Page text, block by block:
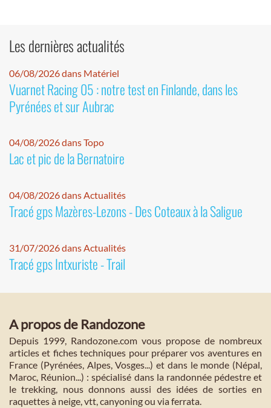
Les dernières actualités
06/08/2026 dans Matériel
Vuarnet Racing 05 : notre test en Finlande, dans les
Pyrénées et sur Aubrac
04/08/2026 dans Topo
Lac et pic de la Bernatoire
04/08/2026 dans Actualités
Tracé gps Mazères-Lezons - Des Coteaux à la Saligue
31/07/2026 dans Actualités
Tracé gps Intxuriste - Trail
A propos de Randozone
Depuis 1999, Randozone.com vous propose de nombreux
articles et fiches techniques pour préparer vos aventures en
France (Pyrénées, Alpes, Vosges...) et dans le monde (Népal,
Maroc, Réunion...) : spécialisé dans la randonnée pédestre et
le trekking, nous donnons aussi des idées de sorties en
raquettes à neige, vtt, canyoning ou via ferrata.